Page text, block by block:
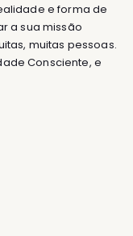
e forma de
a sua missão
muitas pessoas.
Consciente, e